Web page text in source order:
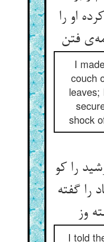
او را
I
couch
leaves;
shock
را کو
را گفته
I told